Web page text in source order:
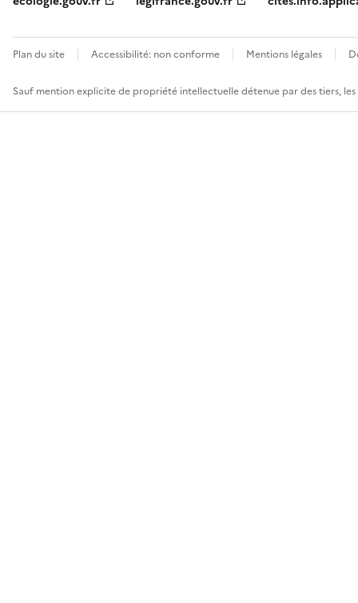
Plan du site Accessibilité: non conforme Mentions légales
Sauf mention explicite de propriété intellectuelle détenue par des tiers,